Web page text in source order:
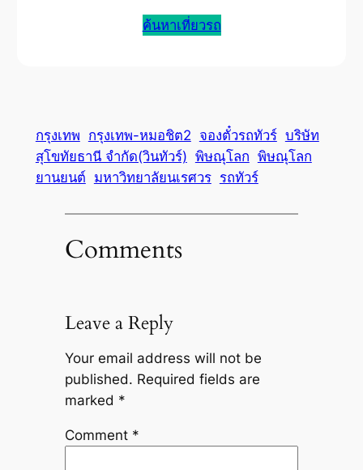
ค้นหาเที่ยวรถ
กรุงเทพ กรุงเทพ-หมอชิต2 จองตั๋วรถทัวร์ บริษัท
สุโขทัยธานี จำกัด(วินทัวร์) พิษณุโลก พิษณุโลก
ยานยนต์ มหาวิทยาลัยนเรศวร รถทัวร์
Comments
Leave a Reply
Your email address will not be
published. Required fields are
marked *
Comment *